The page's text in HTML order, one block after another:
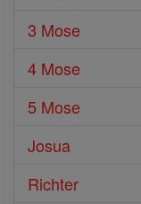
3 Mose
4 Mose
5 Mose
Josua
Richter